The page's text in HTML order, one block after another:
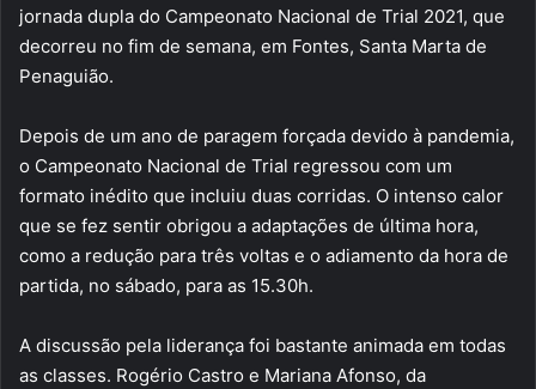
jornada dupla do Campeonato Nacional de Trial 2021, que
decorreu no fim de semana, em Fontes, Santa Marta de
Penaguião.
Depois de um ano de paragem forçada devido à pandemia,
o Campeonato Nacional de Trial regressou com um
formato inédito que incluiu duas corridas. O intenso calor
que se fez sentir obrigou a adaptações de última hora,
como a redução para três voltas e o adiamento da hora de
partida, no sábado, para as 15.30h.
A discussão pela liderança foi bastante animada em todas
as classes. Rogério Castro e Mariana Afonso, da